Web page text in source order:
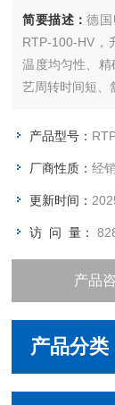
简要描述：德
RTP-100-HV，
温度均匀性、
艺周转时间短、
产品型号：
厂商性质：经
更新时间：
访 问 量：
产品
产品分类